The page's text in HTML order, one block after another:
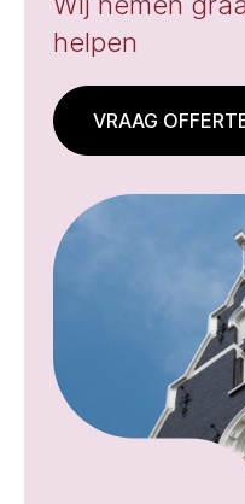
helpen
VRAAG